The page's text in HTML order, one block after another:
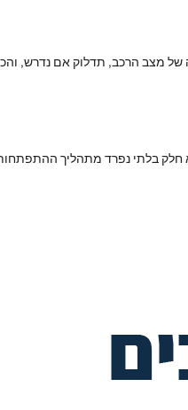
מצב הרכב, תדלוק אם נדרש,
בלתי נפרד מתהליך ההתפתחות